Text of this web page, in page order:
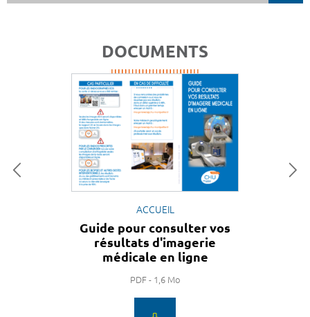
DOCUMENTS
ACCUEIL
Guide pour consulter vos
résultats d'imagerie
médicale en ligne
PDF - 1,6 Mo